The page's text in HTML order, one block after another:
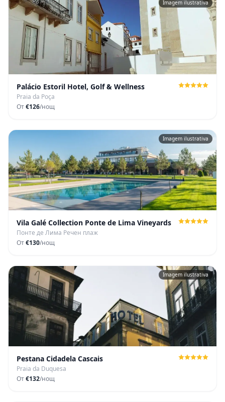
Imagem ilustrativa
Palácio Estoril Hotel, Golf & Wellness
Praia da Poça
От€126/нощ
Imagem ilustrativa
Vila Galé Collection Ponte de Lima Vineyards
Понте де Лима Речен плаж
От€130/нощ
Imagem ilustrativa
Pestana Cidadela Cascais
Praia da Duquesa
От€132/нощ